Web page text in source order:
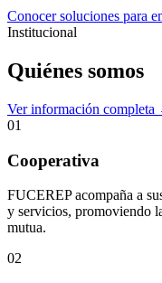
Conocer soluciones para
Institucional
Quiénes somos
Ver información completa
01
Cooperativa
FUCEREP acompaña a
y servicios, promoviendo
mutua.
02